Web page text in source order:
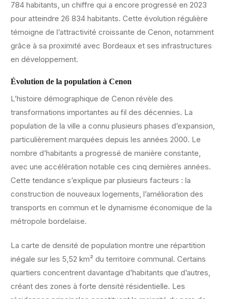
784 habitants, un chiffre qui a encore progressé en 2023
pour atteindre 26 834 habitants. Cette évolution régulière
témoigne de l’attractivité croissante de Cenon, notamment
grâce à sa proximité avec Bordeaux et ses infrastructures
en développement.
Évolution de la population à Cenon
L’histoire démographique de Cenon révèle des
transformations importantes au fil des décennies. La
population de la ville a connu plusieurs phases d’expansion,
particulièrement marquées depuis les années 2000. Le
nombre d’habitants a progressé de manière constante,
avec une accélération notable ces cinq dernières années.
Cette tendance s’explique par plusieurs facteurs : la
construction de nouveaux logements, l’amélioration des
transports en commun et le dynamisme économique de la
métropole bordelaise.
La carte de densité de population montre une répartition
inégale sur les 5,52 km² du territoire communal. Certains
quartiers concentrent davantage d’habitants que d’autres,
créant des zones à forte densité résidentielle. Les